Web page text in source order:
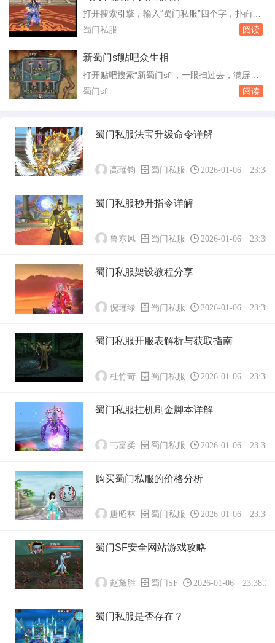
年。玩了一周，我把它当成一个活样本，想看看
这款快二十年的游戏，换了私服运营后到底还
打开搜索引擎，输入“蜀门私服”四个字，扑面而
来的是大量标榜“独家版本”“无限元宝”“上线满
甚至直接盗用官方标识，让人难以分辨。它们便
业。许多玩家在这里不仅没体验到游戏乐趣，反
而掉了账号，丢了钱财。私服的架设并不复
蜀门私服 阅读
新蜀门sf贴吧众生相
打开贴吧搜索“新蜀门sf”，一眼扫过去，满屏
的“开服”“版本”“老玩家回归”。这个吧不长不短的
是老房子里不断有人搬进来又搬走，地板踩得凹
凸不平，但灯火始终亮着。吧里最常见的一种帖
蜀门sf 阅读
蜀门私服法宝升级命令详解
高瑾钧 蜀门私服 2026-01-06
蜀门私服秒升指令详解
鲁东风 蜀门私服 2026-01-06
蜀门私服架设教程分享
倪瑾绿 蜀门私服 2026-01-06
蜀门私服开服表解析与获取指南
杜竹苛 蜀门私服 2026-01-06
蜀门私服挂机刷金脚本详解
韦富柔 蜀门私服 2026-01-06
购买蜀门私服的价格分析
唐昭林 蜀门私服 2026-01-06
蜀门SF安全网站游戏攻略
赵黛胜 蜀门SF 2026-01-06 23:38:35
蜀门私服是否存在？